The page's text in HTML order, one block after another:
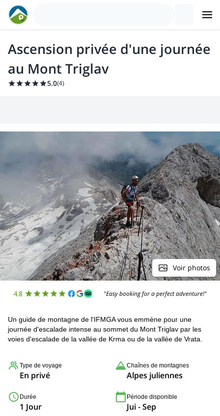
Ascension privée d'une journée
au Mont Triglav
5.0(4)
Voir photos
4.8 "Easy booking for a perfect adventure!"
Un guide de montagne de l'IFMGA vous emmène pour une
journée d'escalade intense au sommet du Mont Triglav par les
voies d'escalade de la vallée de Krma ou de la vallée de Vrata.
Type de voyage
En privé
Chaînes de montagnes
Alpes juliennes
Durée
1 Jour
Période disponible
Jui - Sep